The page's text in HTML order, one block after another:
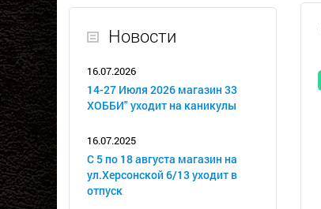
Новости
16.07.2026
14-27 Июля 2026 магазин 33
ХОББИ" уходит на каникулы
16.07.2025
С 5 по 18 августа магазин на
ул.Херсонской 6/13 уходит в
отпуск